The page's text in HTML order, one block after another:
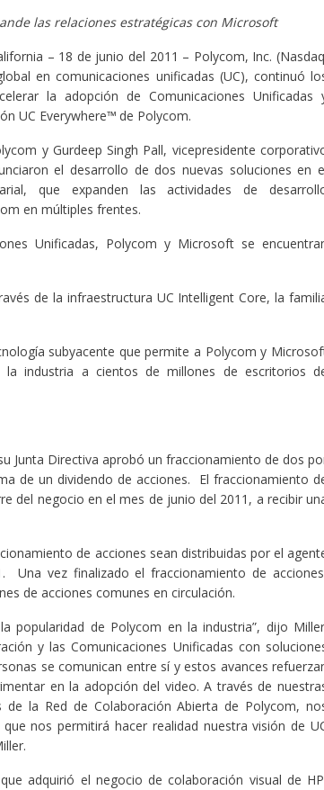
las relaciones estratégicas con Microsoft
– 18 de junio del 2011 – Polycom, Inc.
en comunicaciones unificadas (UC), continuó
la adopción de Comunicaciones Unificadas
UC Everywhere™ de Polycom.
y Gurdeep Singh Pall, vicepresidente
el desarrollo de dos nuevas soluciones en
que expanden las actividades de
en múltiples frentes.
Unificadas, Polycom y Microsoft se
de la infraestructura UC Intelligent Core, la
subyacente que permite a Polycom y
industria a cientos de millones de escritorios
Junta Directiva aprobó un fraccionamiento de dos
de un dividendo de acciones. El fraccionamiento
del negocio en el mes de junio del 2011, a recibir
de acciones sean distribuidas por el
Una vez finalizado el fraccionamiento de
de acciones comunes en circulación.
popularidad de Polycom en la industria”, dijo
y las Comunicaciones Unificadas con
se comunican entre sí y estos avances
en la adopción del video. A través de
la Red de Colaboración Abierta de Polycom,
nos permitirá hacer realidad nuestra visión de
adquirió el negocio de colaboración visual de